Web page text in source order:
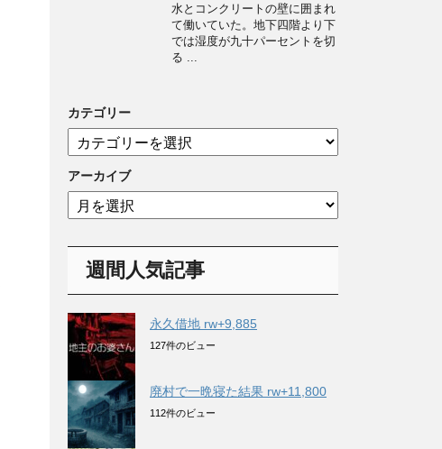
水とコンクリートの壁に囲まれ
て働いていた。地下四階より下
では湿度が九十パーセントを切
る ...
カテゴリー
テ
ゴ
リ
ー
アーカイブ
ア
ー
週間人気記事
永久借地 rw+9,885
127件のビュー
廃村で一晩寝た結果 rw+11,800
112件のビュー